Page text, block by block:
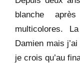
blanche
multicolores.
Damien mais
je crois qu’au